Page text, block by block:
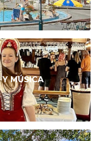
Y MÚSICA